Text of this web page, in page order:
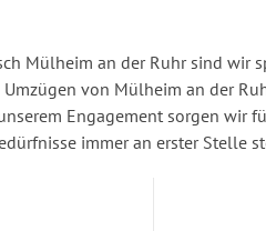
Mülheim an der Ruhr sind wir
von Mülheim an der
Engagement sorgen wir
immer an erster Stelle